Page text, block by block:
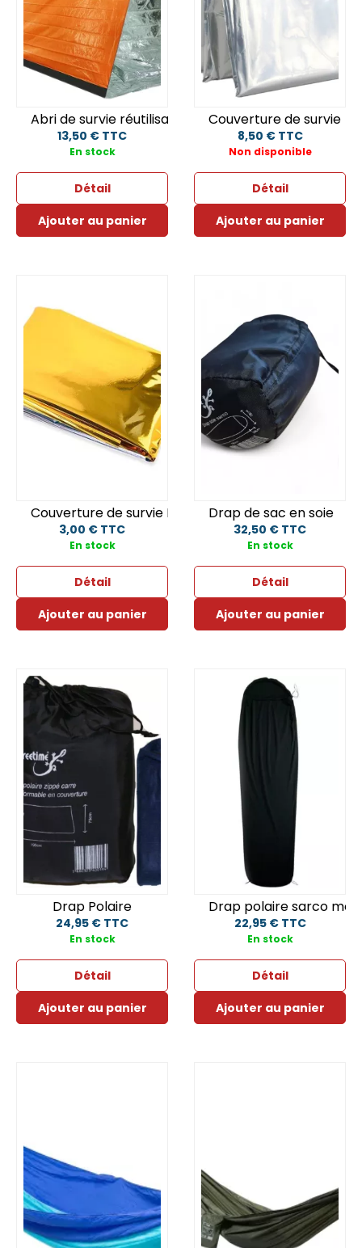
Abri de survie réutilisable
13,50 € TTC
En stock
Détail
Ajouter au panier
Couverture de survie
8,50 € TTC
Non disponible
Détail
Ajouter au panier
Couverture de survie RESCUE
3,00 € TTC
En stock
Détail
Ajouter au panier
Drap de sac en soie
32,50 € TTC
En stock
Détail
Ajouter au panier
Drap Polaire
24,95 € TTC
En stock
Détail
Ajouter au panier
Drap polaire sarco
22,95 € TTC
En stock
Détail
Ajouter au panier